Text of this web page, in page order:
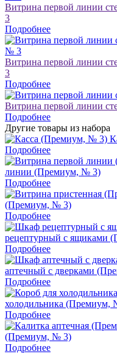
Витрина первой линии
3
Подробнее
Витрина первой линии
3
Подробнее
Витрина первой линии
Подробнее
Другие товары из набора
Подробнее
линии (Премиум, № 3)
Подробнее
(Премиум, № 3)
Подробнее
рецептурный с ящиками
Подробнее
аптечный с дверками
Подробнее
холодильника (Премиум,
Подробнее
(Премиум, № 3)
Подробнее